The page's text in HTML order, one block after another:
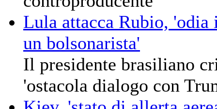
Lula attacca Rubio,
un bolsonarista'
Il presidente brasiliano
'ostacola dialogo con